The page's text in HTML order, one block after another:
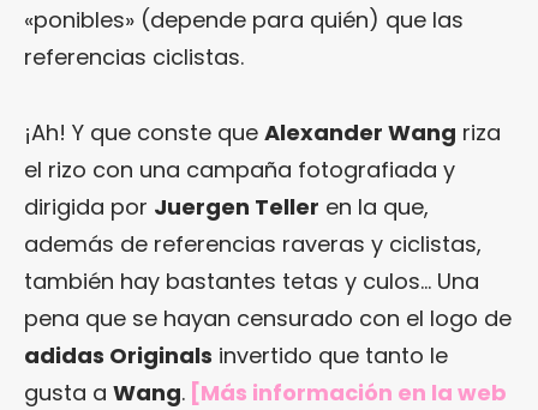
«ponibles» (depende para quién) que las
referencias ciclistas.
¡Ah! Y que conste que Alexander Wang riza
el rizo con una campaña fotografiada y
dirigida por Juergen Teller en la que,
además de referencias raveras y ciclistas,
también hay bastantes tetas y culos… Una
pena que se hayan censurado con el logo de
adidas Originals invertido que tanto le
gusta a Wang. [Más información en la web